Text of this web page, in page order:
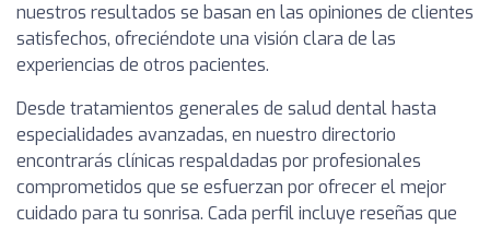
nuestros resultados se basan en las opiniones de clientes
satisfechos, ofreciéndote una visión clara de las
experiencias de otros pacientes.
Desde tratamientos generales de salud dental hasta
especialidades avanzadas, en nuestro directorio
encontrarás clínicas respaldadas por profesionales
comprometidos que se esfuerzan por ofrecer el mejor
cuidado para tu sonrisa. Cada perfil incluye reseñas que